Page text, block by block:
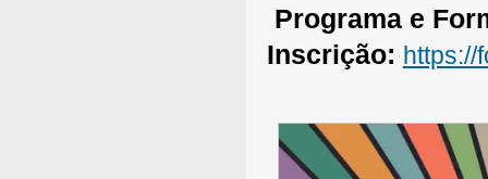
Programa e
Inscrição: https://